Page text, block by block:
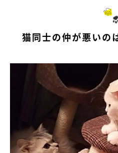
猫同士の仲が悪いの